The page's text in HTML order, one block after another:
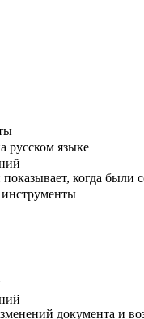
русском языке
когда были
документа и